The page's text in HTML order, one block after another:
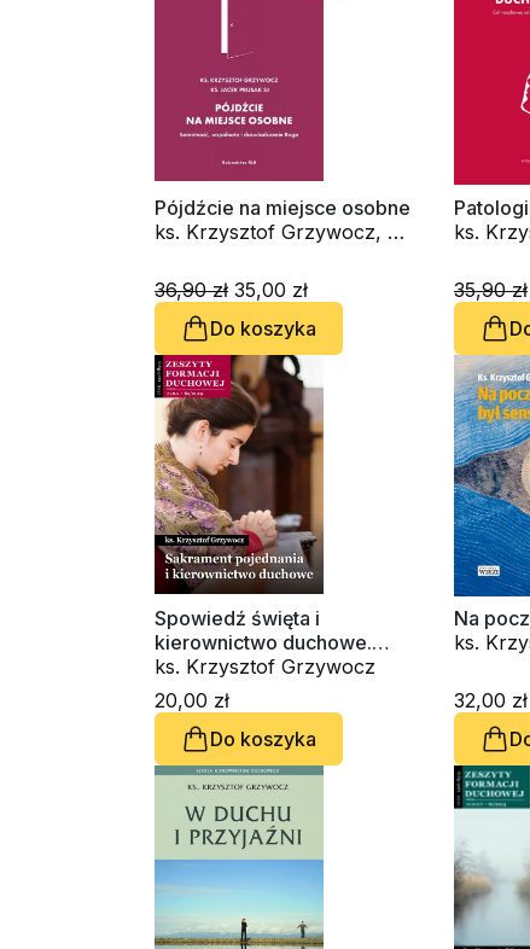
Pójdźcie na miejsce osobne
ks. Krzysztof Grzywocz, o.
36,90 zł 35,00 zł
Do koszyka
ks.
35,90 zł
Spowiedź święta i
kierownictwo duchowe.
Zeszyt Formacji Duchowej
nr 82
ks. Krzysztof Grzywocz
20,00 zł
Do koszyka
Na
ks.
32,00 zł